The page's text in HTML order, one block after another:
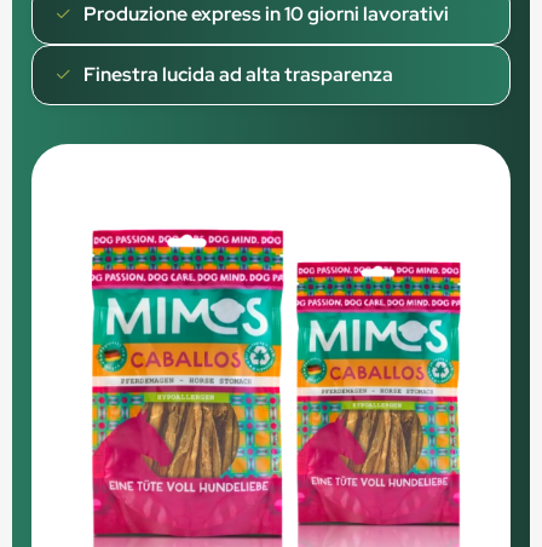
Produzione express in 10 giorni lavorativi
Finestra lucida ad alta trasparenza